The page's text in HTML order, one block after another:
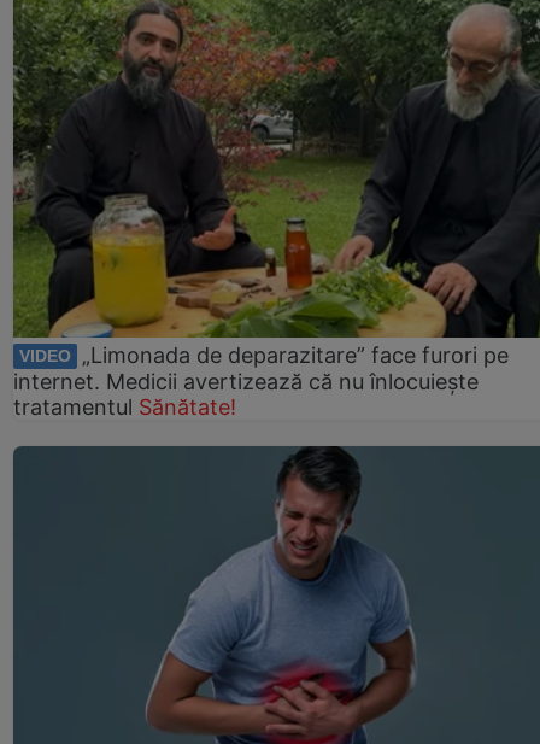
VIDEO
„Limonada de deparazitare” face furori pe
internet. Medicii avertizează că nu înlocuiește
tratamentul Sănătate!